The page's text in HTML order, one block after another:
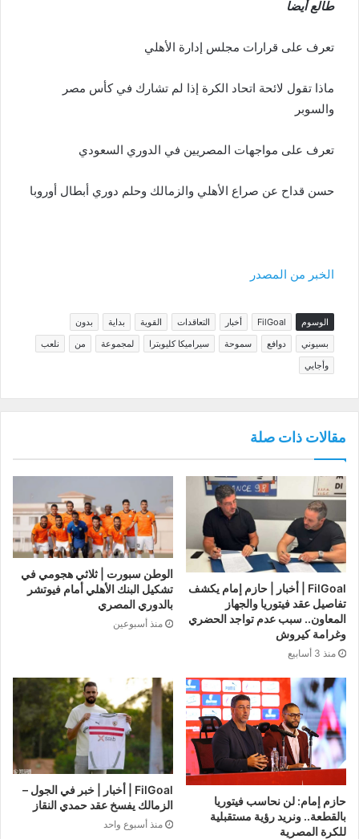
طالع أيضا
تعرف على قرارات مجلس إدارة الأهلي
ماذا تقول لائحة اتحاد الكرة إذا لم تشارك في كأس مصر
والسوبر
تعرف على مواجهات المصريين في الدوري السعودي
حسن قداح عن صراع الأهلي والزمالك وحلم دوري أبطال أوروبا
الخبر من المصدر
الوسوم FilGoal أخبار التعاقدات القوية بداية
بدون
بسيوني
دوافع سموحة سيراميكا كليوبترا لمجموعة من
نلعب
وأجايي
مقالات ذات صلة
FilGoal | أخبار | حازم إمام يكشف
تفاصيل عقد فيتوريا والجهاز
المعاون.. سبب عدم تواجد الحضري
وغرامة كيروش
منذ 3 أسابيع
الوطن سبورت | ثلاثي هجومي في
تشكيل البنك الأهلي أمام فيوتشر
بالدوري المصري
منذ أسبوعين
حازم إمام: لن نحاسب فيتوريا
بالقطعة.. ونريد رؤية مستقبلية
للكرة المصرية
FilGoal | أخبار | خبر في الجول –
الزمالك يفسخ عقد حمدي النقاز
منذ أسبوع واحد